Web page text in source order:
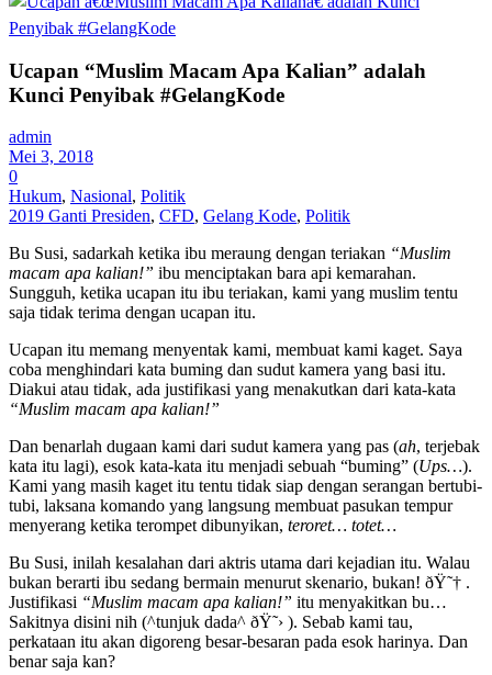
Ucapan “Muslim Macam Apa Kalian” adalah
Kunci Penyibak #GelangKode
admin
Mei 3, 2018
0
Hukum, Nasional, Politik
2019 Ganti Presiden, CFD, Gelang Kode, Politik
Bu Susi, sadarkah ketika ibu meraung dengan teriakan “Muslim
macam apa kalian!” ibu menciptakan bara api kemarahan.
Sungguh, ketika ucapan itu ibu teriakan, kami yang muslim tentu
saja tidak terima dengan ucapan itu.
Ucapan itu memang menyentak kami, membuat kami kaget. Saya
coba menghindari kata buming dan sudut kamera yang basi itu.
Diakui atau tidak, ada justifikasi yang menakutkan dari kata-kata
“Muslim macam apa kalian!”
Dan benarlah dugaan kami dari sudut kamera yang pas (ah, terjebak
kata itu lagi), esok kata-kata itu menjadi sebuah “buming” (Ups…).
Kami yang masih kaget itu tentu tidak siap dengan serangan bertubi-
tubi, laksana komando yang langsung membuat pasukan tempur
menyerang ketika terompet dibunyikan, teroret… totet…
Bu Susi, inilah kesalahan dari aktris utama dari kejadian itu. Walau
bukan berarti ibu sedang bermain menurut skenario, bukan! ðŸ˜† .
Justifikasi “Muslim macam apa kalian!” itu menyakitkan bu…
Sakitnya disini nih (^tunjuk dada^ ðŸ˜› ). Sebab kami tau,
perkataan itu akan digoreng besar-besaran pada esok harinya. Dan
benar saja kan?